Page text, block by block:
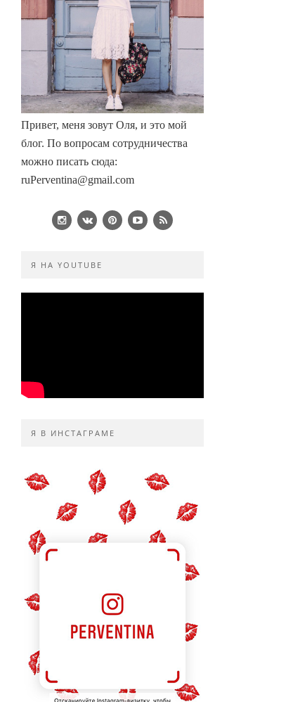
Привет, меня зовут Оля, и это мой
блог. По вопросам сотрудничества
можно писать сюда:
ruPerventina@gmail.com
Я НА YOUTUBE
Я В ИНСТАГРАМЕ